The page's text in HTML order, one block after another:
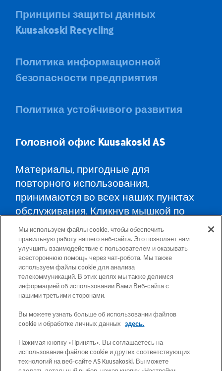
Принципы защиты данных
Kuusakoski Recycling
Политика информационной
безопасности предприятия
Политика устойчивого развития
Головной офис Kuusakoski AS
Материалы, пригодные для
повторного использования,
принимаются во всех наших пунктах
обслуживания. Кликнув мышкой по
карте, Вы найдёте пункты
обслуживания во всех уездах и
указания, как туда доехать.
Почтовый адрес: Betooni 12, 13816 Tallinn
(Эстония)
Бесплатный короткий номер 13660
Все адреса электронной почты имеют
следующий формат:
Мы используем файлы cookie, чтобы обеспечить
правильную работу нашего веб-сайта. Это позволяет нам
улучшить взаимодействие с пользователем и оказывать
всестороннюю помощь через чат-робота. Мы также
используем файлы cookie для анализа
телекоммуникаций. В этих целях мы также делимся
информацией об использовании Вами Веб-сайта с
нашими третьими сторонами.
Вы можете узнать больше об использовании файлов
cookie и обработке личных данных
здесь.
Нажимая кнопку «Принять», Вы соглашаетесь на
использование файлов cookie и других соответствующих
технологий на веб-сайте AS Kuusakoski. Вы можете